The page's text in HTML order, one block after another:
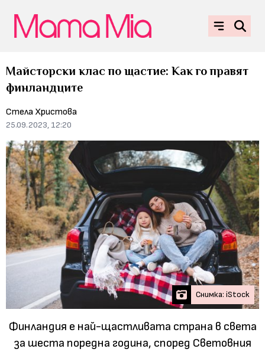
Майсторски клас по щастие: Как го правят
финландците
Стела Христова
25.09.2023, 12:20
Снимка: iStock
Финландия е най-щастливата страна в света
за шеста поредна година, според Световния